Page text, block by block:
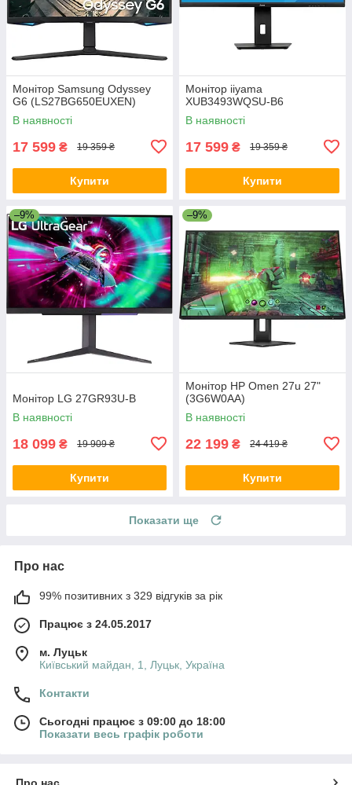
Монітор Samsung Odyssey
G6 (LS27BG650EUXEN)
В наявності
17 599 ₴ 19 359 ₴
Купити
Монітор iiyama
XUB3493WQSU-B6
В наявності
17 599 ₴ 19 359 ₴
Купити
–9%
Монітор LG 27GR93U-B
В наявності
18 099 ₴ 19 909 ₴
Купити
–9%
Монітор HP Omen 27u 27"
(3G6W0AA)
В наявності
22 199 ₴ 24 419 ₴
Купити
Показати ще
Про нас
99% позитивних з 329 відгуків за рік
Працює з 24.05.2017
м. Луцьк
Київський майдан, 1, Луцьк, Україна
Контакти
Сьогодні працює з 09:00 до 18:00
Показати весь графік роботи
Про нас